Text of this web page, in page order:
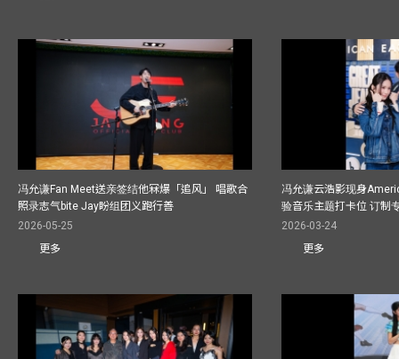
冯允谦Fan Meet送亲签结他冧爆「追风」 唱歌合
照录志气bite Jay盼组团义跑行善
2026-05-25
更多
冯允谦云浩影现身
验音乐主题打卡位 订制
2026-03-24
更多